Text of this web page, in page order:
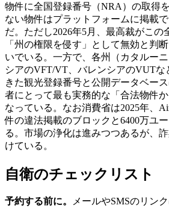
物件に全国登録番号（NRA）の取得
ない物件はプラットフォームに掲載
だ。ただし2026年5月、最高裁がこの
「州の権限を侵す」として無効と判
いでいる。一方で、各州（カタルー
シアのVFT/VT、バレンシアのVUTな
きた観光登録番号と公開データベー
者にとって最も実務的な「合法物件
なっている。なお消費省は2025年、
件の違法掲載のブロックと6400万ユ
る。市場の浄化は進みつつあるが、
けている。
自衛のチェックリスト
予約する前に。
メールやSMSのリン